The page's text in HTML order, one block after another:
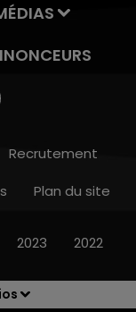
Recrutement
Plan du site
2023 2022